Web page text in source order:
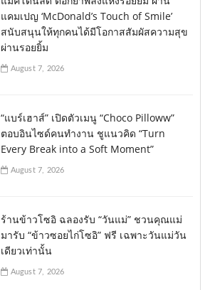
แคมเปญ ‘McDonald’s Touch of Smile’
สนับสนุนให้ทุกคนได้มีโอกาสสัมผัสความสุข
ผ่านรอยยิ้ม
August 7, 2026
“แบร์เฮาส์” เปิดตัวเมนู “Choco Pilloww”
ตอบอินไซด์คนทำงาน ชูแนวคิด “Turn
Every Break into a Soft Moment”
August 7, 2026
ร้านข้าวโซอิ ฉลองรับ “วันแม่” ชวนคุณแม่
มารับ “ข้าวซอยไก่โซอิ” ฟรี เฉพาะวันแม่วัน
เดียวเท่านั้น
August 7, 2026